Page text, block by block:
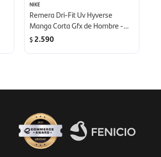
NIKE
Remera Dri-Fit Uv Hyverse
Manga Corta Gfx de Hombre -
negro
$2.590